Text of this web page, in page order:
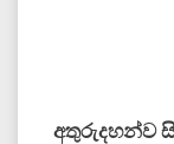
අතුරුදහන්ව